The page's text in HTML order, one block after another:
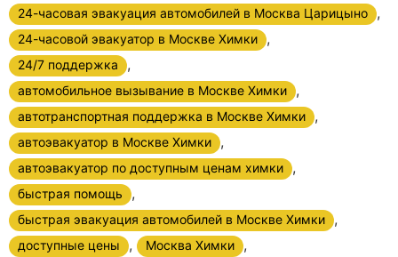
24-часовая эвакуация автомобилей в Москва Царицыно
,
24-часовой эвакуатор в Москве Химки ,
24/7 поддержка ,
автомобильное вызывание в Москве Химки ,
автотранспортная поддержка в Москве Химки ,
автоэвакуатор в Москве Химки ,
автоэвакуатор по доступным ценам химки ,
быстрая помощь ,
быстрая эвакуация автомобилей в Москве Химки ,
доступные цены , Москва Химки ,